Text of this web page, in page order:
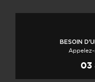
BESOIN
03